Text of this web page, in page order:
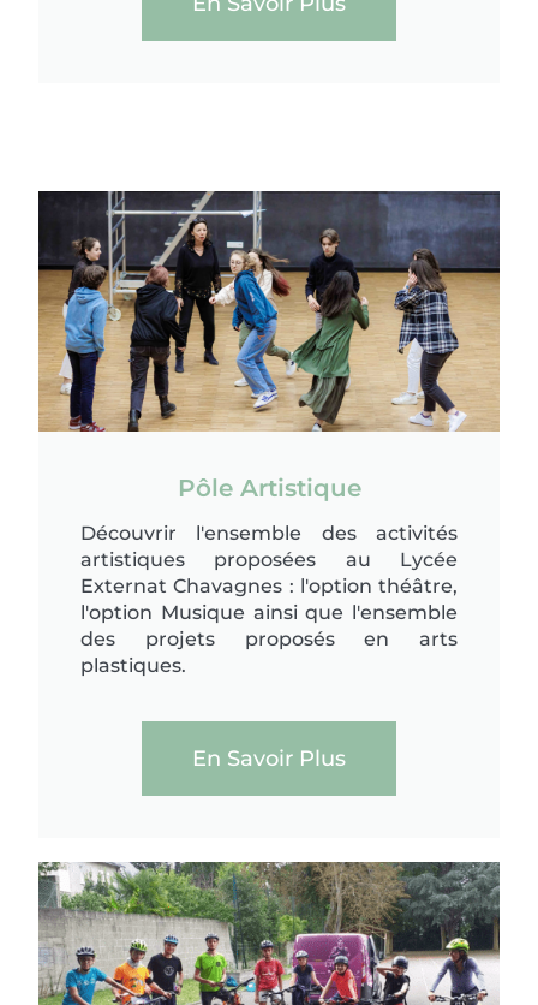
Pôle Artistique
Découvrir l'ensemble des activités
artistiques proposées au Lycée
Externat Chavagnes : l'option théâtre,
l'option Musique ainsi que l'ensemble
des projets proposés en arts
plastiques.
En Savoir Plus